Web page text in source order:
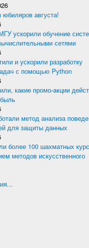
августа!
ускорили обучение
сетями
и ускорили разработку
с помощью Python
какие промо-акции
метод анализа
для защиты данных
более 100 шахматных
методов искусственного